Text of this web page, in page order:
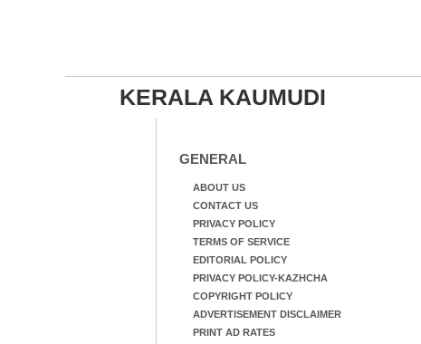
KERALA KAUMUDI
GENERAL
ABOUT US
CONTACT US
PRIVACY POLICY
TERMS OF SERVICE
EDITORIAL POLICY
PRIVACY POLICY-KAZHCHA
COPYRIGHT POLICY
ADVERTISEMENT DISCLAIMER
PRINT AD RATES